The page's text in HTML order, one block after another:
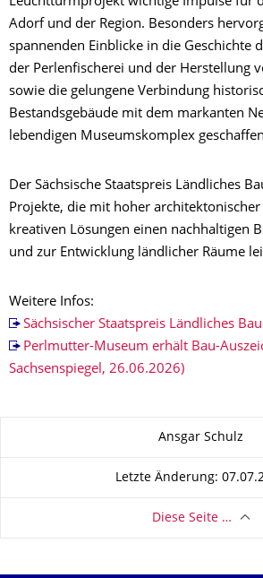
Adorf und der Region. Besonders
spannenden Einblicke in die Geschichte
der Perlenfischerei und der Herstellung
sowie die gelungene Verbindung
Bestandsgebäude mit dem markanten
lebendigen Museumskomplex
Der Sächsische Staatspreis Ländliches
Projekte, die mit hoher
kreativen Lösungen einen nachhaltigen
und zur Entwicklung ländlicher Räume
Weitere Infos:
Sächsischer Staatspreis Ländliches
Perlmutter-Museum erhält Bau-
Sachsenspiegel, 26.06.2026)
Ansgar Schulz
Letzte Änderung:
Diese Seite …